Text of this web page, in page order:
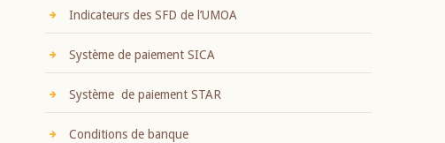
Indicateurs des SFD de l’UMOA
Système de paiement SICA
Système de paiement STAR
Conditions de banque